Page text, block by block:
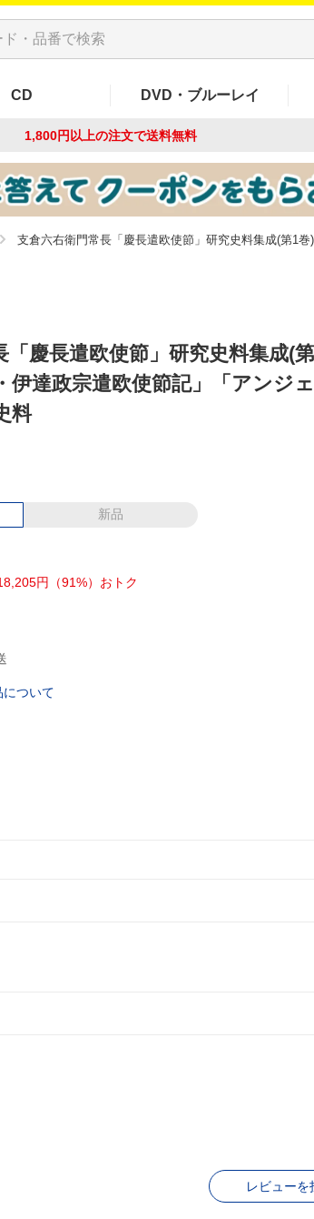
CD DVD・ブルーレイ
1,800円以上の注文で送料無料
支倉六右衛門常長「慶長遣欧使節」研究史料集成(第1
「慶長遣欧使節」研究史料集成(
伊達政宗遣欧使節記」「アンジ
料
新品
円（91%）おトク
ついて
レビューを